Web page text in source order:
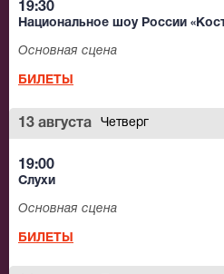
19:30
Национальное шоу России
Основная сцена
БИЛЕТЫ
13 августа Четверг
19:00
Слухи
Основная сцена
БИЛЕТЫ